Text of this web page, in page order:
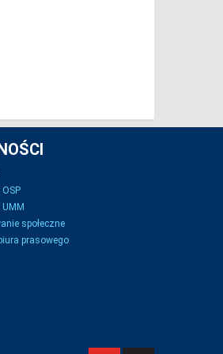
społeczne
prasowego